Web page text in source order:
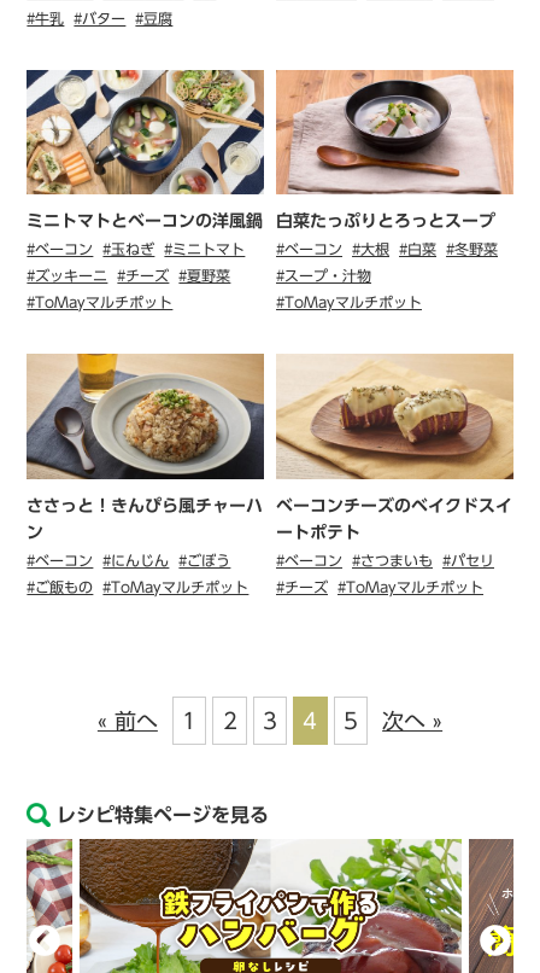
#牛乳
#バター #豆腐
ミニトマトとベーコンの洋風鍋
#ベーコン #玉ねぎ
#ミニトマト
#ズッキーニ
#チーズ
#夏野菜
#ToMayマルチポット
白菜たっぷりとろっとスープ
#ベーコン #大根 #白菜
#冬野菜
#スープ・汁物
#ToMayマルチポット
ささっと！きんぴら風チャーハ
ン
#ベーコン #にんじん
#ごぼう
#ご飯もの
#ToMayマルチポット
ベーコンチーズのベイクドスイ
ートポテト
#ベーコン #さつまいも
#パセリ
#チーズ
#ToMayマルチポット
« 前へ 1 2 3 4 5 次へ »
レシピ特集ページを見る